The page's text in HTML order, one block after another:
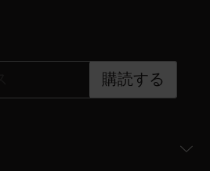
購読する